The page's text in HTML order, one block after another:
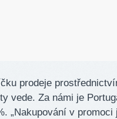
prodeje
vede. Za námi je
„Nakupování v promoci